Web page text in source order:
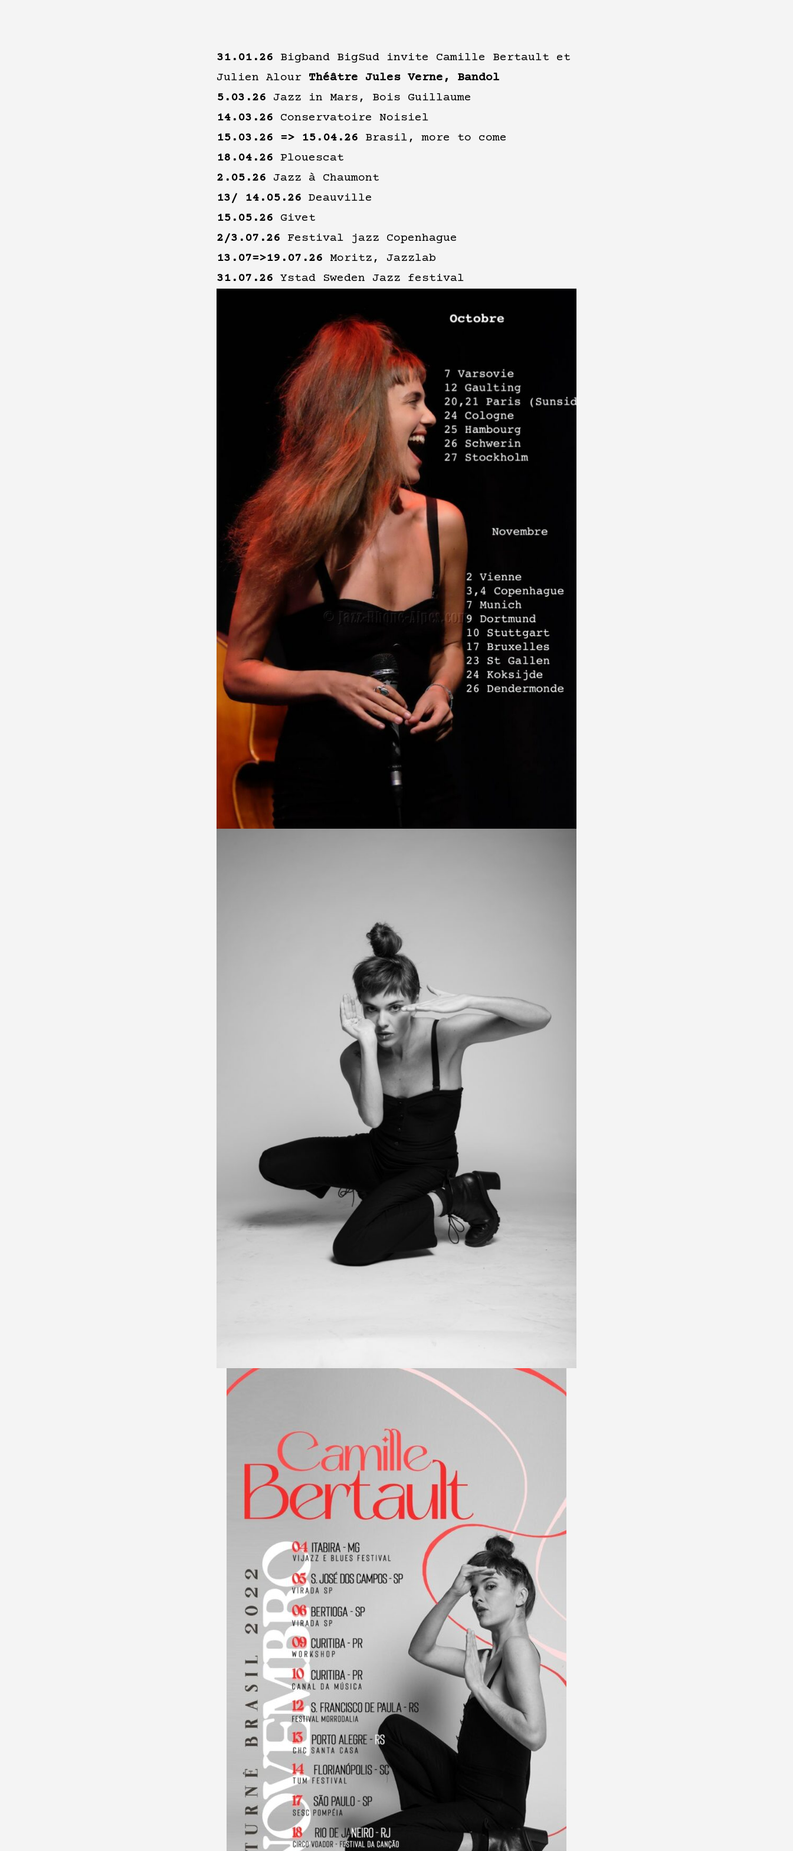
31.01.26 Bigband BigSud invite Camille Bertault et
Julien Alour Théâtre Jules Verne, Bandol
5.03.26
Jazz in Mars, Bois Guillaume
14.03.26 Conservatoire Noisiel
15.03.26 => 15.04.26 Brasil, more to come
18.04.26 Plouescat
2.05.26 Jazz à Chaumont
13/ 14.05.26 Deauville
15.05.26
Givet
2/3.07.26 Festival jazz Copenhague
13.07=>19.07.26 Moritz, Jazzlab
31.07.26 Ystad Sweden Jazz festival